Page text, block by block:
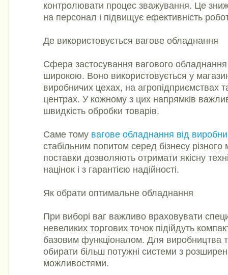
контролювати процес зважування. Це
на персонал і підвищує ефективність
Де використовується вагове обладнання
Сфера застосування вагового
широкою. Воно використовується у
виробничих цехах, на агропідприємствах
центрах. У кожному з цих напрямків
швидкість обробки товарів.
Саме тому вагове обладнання від
стабільним попитом серед бізнесу
поставки дозволяють отримати якісну
націнок і з гарантією надійності.
Як обрати оптимальне обладнання
При виборі ваг важливо враховувати
невеликих торгових точок підійдуть
базовим функціоналом. Для виробництва
обирати більш потужні системи з
можливостями.